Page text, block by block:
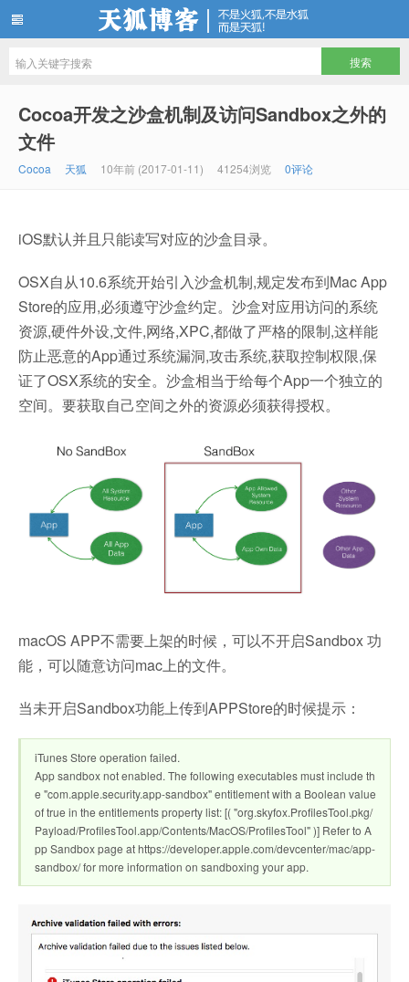
Cocoa开发之沙盒机制及访问Sandbox之外的
文件
Cocoa 天狐 10年前 (2017-01-11) 41254浏览 0评论
iOS默认并且只能读写对应的沙盒目录。
OSX自从10.6系统开始引入沙盒机制,规定发布到Mac App
Store的应用,必须遵守沙盒约定。沙盒对应用访问的系统
资源,硬件外设,文件,网络,XPC,都做了严格的限制,这样能
防止恶意的App通过系统漏洞,攻击系统,获取控制权限,保
证了OSX系统的安全。沙盒相当于给每个App一个独立的
空间。要获取自己空间之外的资源必须获得授权。
macOS APP不需要上架的时候，可以不开启Sandbox 功
能，可以随意访问mac上的文件。
当未开启Sandbox功能上传到APPStore的时候提示：
iTunes Store operation failed.
App sandbox not enabled. The following executables must include th
e "com.apple.security.app-sandbox" entitlement with a Boolean value
of true in the entitlements property list: [( "org.skyfox.ProfilesTool.pkg/
Payload/ProfilesTool.app/Contents/MacOS/ProfilesTool" )] Refer to A
pp Sandbox page at https://developer.apple.com/devcenter/mac/app-
sandbox/ for more information on sandboxing your app.